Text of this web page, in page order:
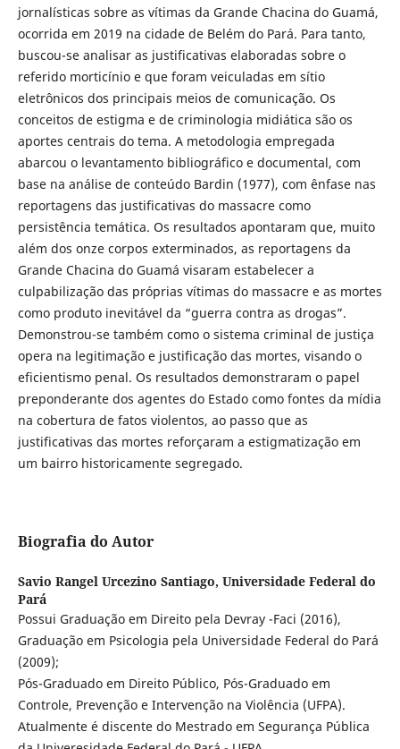
jornalísticas sobre as vítimas da Grande Chacina do Guamá,
ocorrida em 2019 na cidade de Belém do Pará. Para tanto,
buscou-se analisar as justificativas elaboradas sobre o
referido morticínio e que foram veiculadas em sítio
eletrônicos dos principais meios de comunicação. Os
conceitos de estigma e de criminologia midiática são os
aportes centrais do tema. A metodologia empregada
abarcou o levantamento bibliográfico e documental, com
base na análise de conteúdo Bardin (1977), com ênfase nas
reportagens das justificativas do massacre como
persistência temática. Os resultados apontaram que, muito
além dos onze corpos exterminados, as reportagens da
Grande Chacina do Guamá visaram estabelecer a
culpabilização das próprias vítimas do massacre e as mortes
como produto inevitável da “guerra contra as drogas”.
Demonstrou-se também como o sistema criminal de justiça
opera na legitimação e justificação das mortes, visando o
eficientismo penal. Os resultados demonstraram o papel
preponderante dos agentes do Estado como fontes da mídia
na cobertura de fatos violentos, ao passo que as
justificativas das mortes reforçaram a estigmatização em
um bairro historicamente segregado.
Biografia do Autor
Savio Rangel Urcezino Santiago, Universidade Federal do
Pará
Possui Graduação em Direito pela Devray -Faci (2016),
Graduação em Psicologia pela Universidade Federal do Pará
(2009);
Pós-Graduado em Direito Público, Pós-Graduado em
Controle, Prevenção e Intervenção na Violência (UFPA).
Atualmente é discente do Mestrado em Segurança Pública